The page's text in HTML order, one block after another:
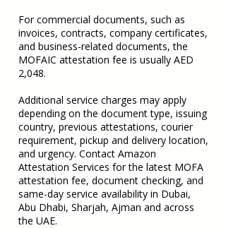
For commercial documents, such as
invoices, contracts, company certificates,
and business-related documents, the
MOFAIC attestation fee is usually AED
2,048.
Additional service charges may apply
depending on the document type, issuing
country, previous attestations, courier
requirement, pickup and delivery location,
and urgency. Contact Amazon
Attestation Services for the latest MOFA
attestation fee, document checking, and
same-day service availability in Dubai,
Abu Dhabi, Sharjah, Ajman and across
the UAE.